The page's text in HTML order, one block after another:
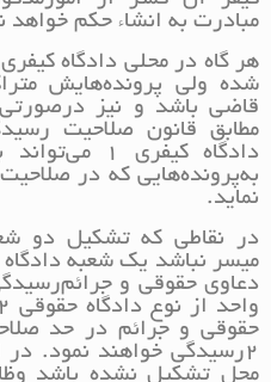
مبادرت به انشاء حکم خواهد
شده ولی پرونده‌هایش
مطابق قانون صلاحیت
دادگاه
نماید.
در نقاطی که تشکیل دو
دعاوی حقوقی و
حقوقی و جرائم در حد
2‌رسیدگی خواهند نمود. در
محل تشکیل نشده باشد